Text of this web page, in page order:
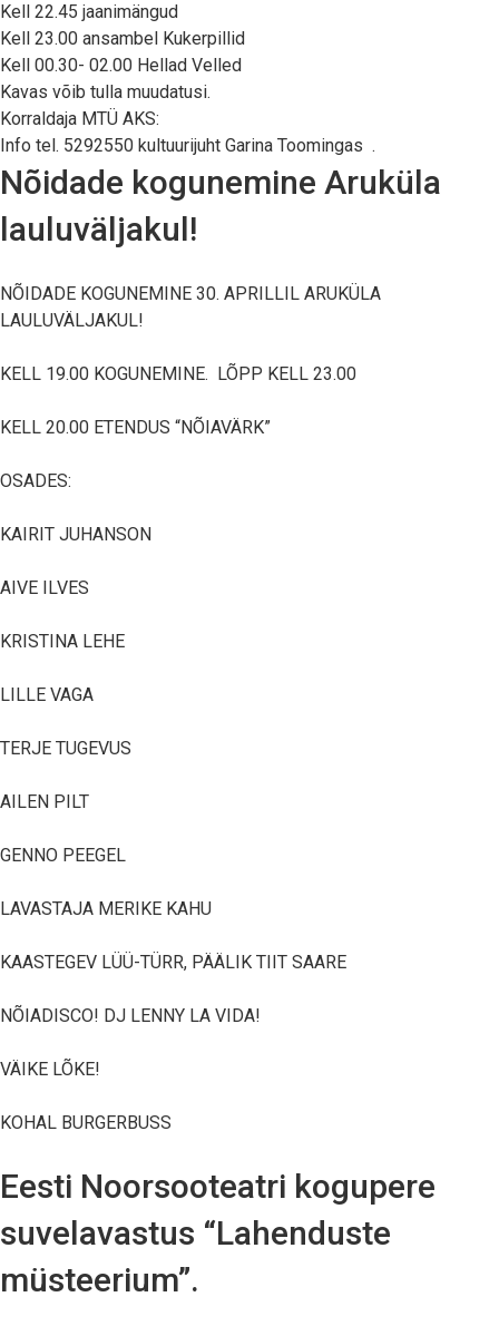
Kell 22.45 jaanimängud
Kell 23.00 ansambel Kukerpillid
Kell 00.30- 02.00 Hellad Velled
Kavas võib tulla muudatusi.
Korraldaja MTÜ AKS:
Info tel. 5292550 kultuurijuht Garina Toomingas .
Nõidade kogunemine Aruküla
lauluväljakul!
NÕIDADE KOGUNEMINE 30. APRILLIL ARUKÜLA
LAULUVÄLJAKUL!
KELL 19.00 KOGUNEMINE. LÕPP KELL 23.00
KELL 20.00 ETENDUS “NÕIAVÄRK”
OSADES:
KAIRIT JUHANSON
AIVE ILVES
KRISTINA LEHE
LILLE VAGA
TERJE TUGEVUS
AILEN PILT
GENNO PEEGEL
LAVASTAJA MERIKE KAHU
KAASTEGEV LÜÜ-TÜRR, PÄÄLIK TIIT SAARE
NÕIADISCO! DJ LENNY LA VIDA!
VÄIKE LÕKE!
KOHAL BURGERBUSS
Eesti Noorsooteatri kogupere
suvelavastus “Lahenduste
müsteerium”.